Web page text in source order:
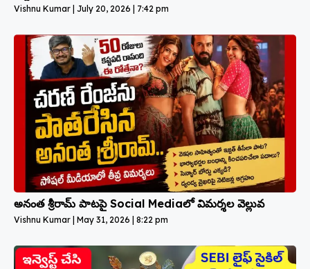
Vishnu Kumar July 20, 2026 7:42 pm
అనంత శ్రీరామ్ పాటపై Social Mediaలో విమర్శల వెల్లువ
Vishnu Kumar May 31, 2026 8:22 pm